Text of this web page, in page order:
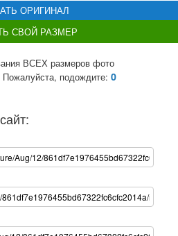
ОРИГИНАЛ
СВОЙ РАЗМЕР
ВСЕХ размеров фото
Пожалуйста, подождите: 0